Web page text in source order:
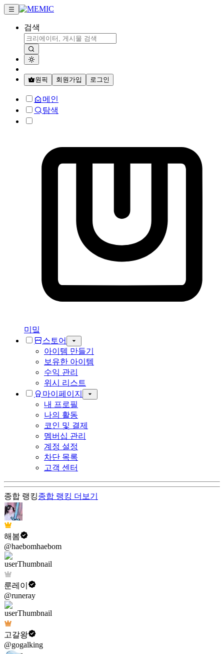
검색
원픽 회원가입 로그인
메인
탐색
미밐
스토어
아이템 만들기
보유한 아이템
수익 관리
위시 리스트
마이페이지
내 프로필
나의 활동
코인 및 결제
멤버십 관리
계정 설정
차단 목록
고객 센터
종합 랭킹종합 랭킹 더보기
해봄
@haebomhaebom
룬레이
@runeray
고갈왕
@gogalking